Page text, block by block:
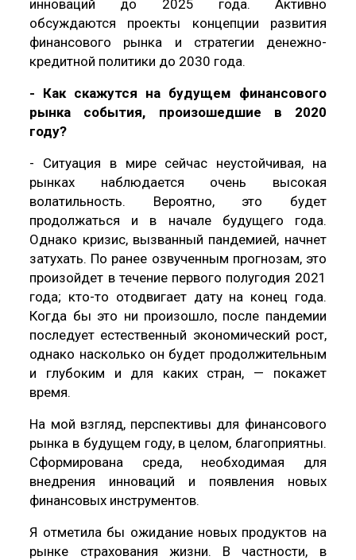
инноваций до 2025 года. Активно
обсуждаются проекты концепции развития
финансового рынка и стратегии денежно-
кредитной политики до 2030 года.
- Как скажутся на будущем финансового
рынка события, произошедшие в 2020
году?
- Ситуация в мире сейчас неустойчивая, на
рынках наблюдается очень высокая
волатильность. Вероятно, это будет
продолжаться и в начале будущего года.
Однако кризис, вызванный пандемией, начнет
затухать. По ранее озвученным прогнозам, это
произойдет в течение первого полугодия 2021
года; кто-то отодвигает дату на конец года.
Когда бы это ни произошло, после пандемии
последует естественный экономический рост,
однако насколько он будет продолжительным
и глубоким и для каких стран, — покажет
время.
На мой взгляд, перспективы для финансового
рынка в будущем году, в целом, благоприятны.
Сформирована среда, необходимая для
внедрения инноваций и появления новых
финансовых инструментов.
Я отметила бы ожидание новых продуктов на
рынке страхования жизни. В частности, в